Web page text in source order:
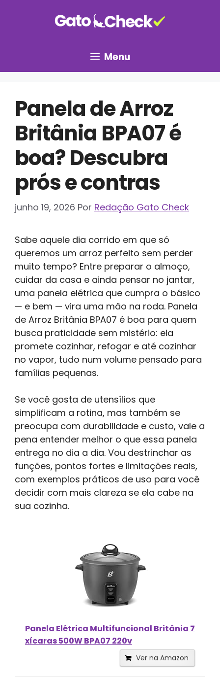
Menu
Panela de Arroz
Britânia BPA07 é
boa? Descubra
prós e contras
junho 19, 2026 Por Redação Gato Check
Sabe aquele dia corrido em que só
queremos um arroz perfeito sem perder
muito tempo? Entre preparar o almoço,
cuidar da casa e ainda pensar no jantar,
uma panela elétrica que cumpra o básico
— e bem — vira uma mão na roda. Panela
de Arroz Britânia BPA07 é boa para quem
busca praticidade sem mistério: ela
promete cozinhar, refogar e até cozinhar
no vapor, tudo num volume pensado para
famílias pequenas.
Se você gosta de utensílios que
simplificam a rotina, mas também se
preocupa com durabilidade e custo, vale a
pena entender melhor o que essa panela
entrega no dia a dia. Vou destrinchar as
funções, pontos fortes e limitações reais,
com exemplos práticos de uso para você
decidir com mais clareza se ela cabe na
sua cozinha.
Panela Elétrica Multifuncional Britânia 7
xícaras 500W BPA07 220v
Ver na Amazon